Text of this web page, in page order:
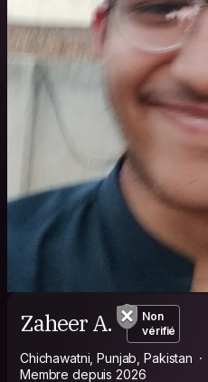
Zaheer A.
Non
vérifié
Chichawatni, Punjab, Pakistan
Membre depuis 2026